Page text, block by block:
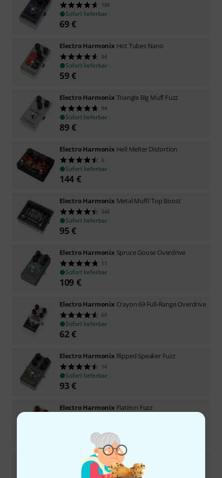
169
Sofort lieferbar
69€
Electro Harmonix Hot Tubes Nano
84
Sofort lieferbar
59€
Electro Harmonix Triangle Big Muff Fuzz
94
Sofort lieferbar
89€
Electro Harmonix Hell Melter Distortion
6
Sofort lieferbar
144 €
Electro Harmonix Metal Muff/ Top Boost
343
Sofort lieferbar
95€
Electro Harmonix Spruce Goose Overdrive
11
Sofort lieferbar
109 €
Electro Harmonix Crayon 69 Full-Range Overdrive
69
Sofort lieferbar
62€
Electro Harmonix Ripped Speaker Fuzz
14
Sofort lieferbar
93€
Electro Harmonix Flatiron Fuzz
Electro HarmonixBender Royale Fuzz Black
3